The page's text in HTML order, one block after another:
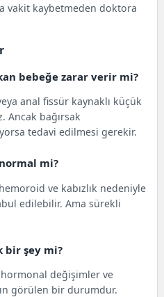
vakit kaybetmeden doktora
bebeğe zarar verir mi?
anal fissür kaynaklı küçük
Ancak bağırsak
tedavi edilmesi gerekir.
mi?
ve kabızlık nedeniyle
edilebilir. Ama sürekli
bir şey mi?
değişimler ve
görülen bir durumdur.